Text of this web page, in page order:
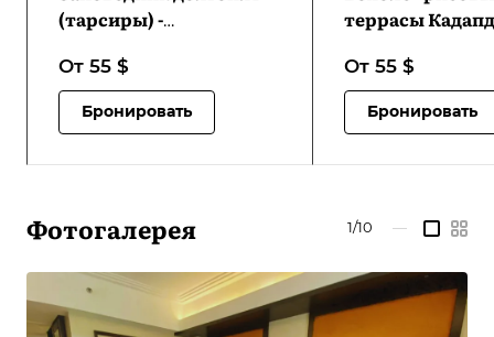
(тарсиры) -
Билар - Экопарк
экотуризма Лобок | VB-
CHSATRBMLA-D1
От 55 $
Бронировать
террасы
светлячками в
VB-
От 55 $
Бронировать
Фотогалерея 1/10 —